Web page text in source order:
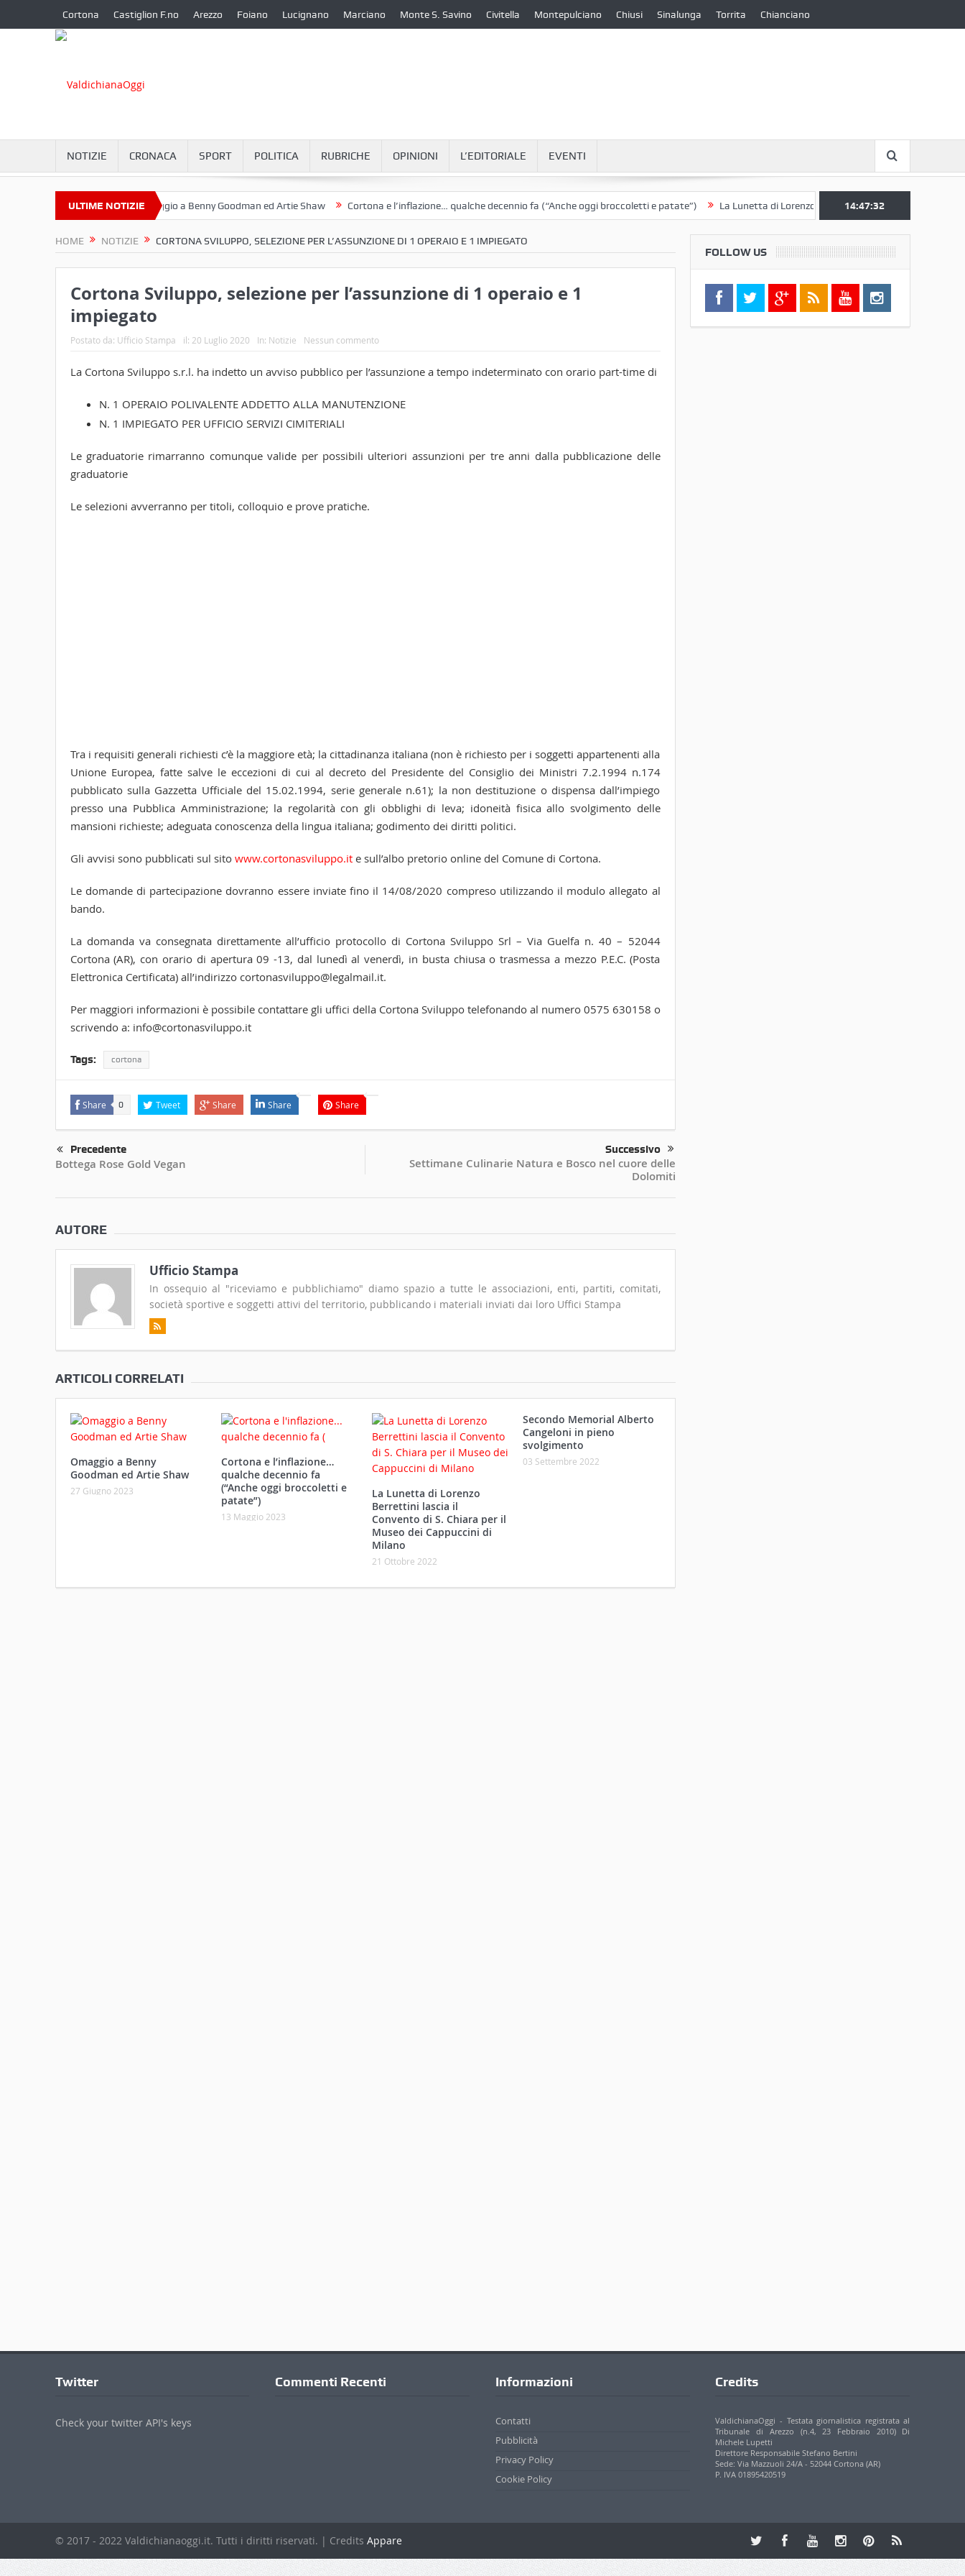
Cortona Castiglion F.no Arezzo Foiano Lucignano Marciano Monte S. Savino Civitella Montepulciano Chiusi Sinalunga Torrita Chianciano
NOTIZIE CRONACA SPORT POLITICA RUBRICHE OPINIONI L’EDITORIALE EVENTI
ULTIME NOTIZIE
a Camucia? Omaggio a Benny Goodman ed Artie Shaw Cortona e l’inflazione… qualche decennio fa (“Anche oggi broccoletti e patate”) La Lunetta di Lorenzo Berrettini lascia il Convento di S. Chiara
14:47:32
HOME NOTIZIE CORTONA SVILUPPO, SELEZIONE PER L’ASSUNZIONE DI 1 OPERAIO E 1 IMPIEGATO
Cortona Sviluppo, selezione per l’assunzione di 1 operaio e 1
impiegato
Postato da: Ufficio Stampa il: 20 Luglio 2020 In: Notizie Nessun commento
La Cortona Sviluppo s.r.l. ha indetto un avviso pubblico per l’assunzione a tempo indeterminato con orario part-time di
N. 1 OPERAIO POLIVALENTE ADDETTO ALLA MANUTENZIONE
N. 1 IMPIEGATO PER UFFICIO SERVIZI CIMITERIALI
Le graduatorie rimarranno comunque valide per possibili ulteriori assunzioni per tre anni dalla pubblicazione delle
graduatorie
Le selezioni avverranno per titoli, colloquio e prove pratiche.
Tra i requisiti generali richiesti c’è la maggiore età; la cittadinanza italiana (non è richiesto per i soggetti appartenenti alla
Unione Europea, fatte salve le eccezioni di cui al decreto del Presidente del Consiglio dei Ministri 7.2.1994 n.174
pubblicato sulla Gazzetta Ufficiale del 15.02.1994, serie generale n.61); la non destituzione o dispensa dall’impiego
presso una Pubblica Amministrazione; la regolarità con gli obblighi di leva; idoneità fisica allo svolgimento delle
mansioni richieste; adeguata conoscenza della lingua italiana; godimento dei diritti politici.
Gli avvisi sono pubblicati sul sito www.cortonasviluppo.ite sull’albo pretorio online del Comune di Cortona.
Le domande di partecipazione dovranno essere inviate fino il 14/08/2020 compreso utilizzando il modulo allegato al
bando.
La domanda va consegnata direttamente all’ufficio protocollo di Cortona Sviluppo Srl – Via Guelfa n. 40 – 52044
Cortona (AR), con orario di apertura 09 -13, dal lunedì al venerdì, in busta chiusa o trasmessa a mezzo P.E.C. (Posta
Elettronica Certificata) all’indirizzo cortonasviluppo@legalmail.it.
Per maggiori informazioni è possibile contattare gli uffici della Cortona Sviluppo telefonando al numero 0575 630158 o
scrivendo a: info@cortonasviluppo.it
Tags: cortona
Share 0 Tweet Share Share Share
Precedente
Bottega Rose Gold Vegan
Successivo
Settimane Culinarie Natura e Bosco nel cuore delle
Dolomiti
AUTORE
Ufficio Stampa
In ossequio al "riceviamo e pubblichiamo" diamo spazio a tutte le associazioni, enti, partiti, comitati,
società sportive e soggetti attivi del territorio, pubblicando i materiali inviati dai loro Uffici Stampa
ARTICOLI CORRELATI
Omaggio a Benny
Goodman ed Artie Shaw
27 Giugno 2023
Cortona e l’inflazione…
qualche decennio fa
(“Anche oggi broccoletti e
patate”)
13 Maggio 2023
La Lunetta di Lorenzo
Berrettini lascia il
Convento di S. Chiara per il
Museo dei Cappuccini di
Milano
21 Ottobre 2022
Secondo Memorial Alberto
Cangeloni in pieno
svolgimento
03 Settembre 2022
FOLLOW US
Twitter
Check your twitter API's keys
Commenti Recenti Informazioni
Contatti
Pubblicità
Privacy Policy
Cookie Policy
Credits
ValdichianaOggi - Testata giornalistica registrata al
Tribunale di Arezzo (n.4, 23 Febbraio 2010) Di
Michele Lupetti
Direttore Responsabile Stefano Bertini
Sede: Via Mazzuoli 24/A - 52044 Cortona (AR)
P. IVA 01895420519
© 2017 - 2022 Valdichianaoggi.it. Tutti i diritti riservati. | Credits Appare